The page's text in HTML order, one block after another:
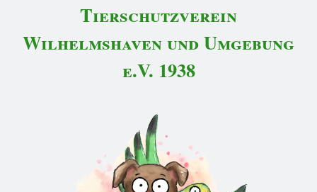
Tierschutzverein
Wilhelmshaven und Umgebung
e.V. 1938